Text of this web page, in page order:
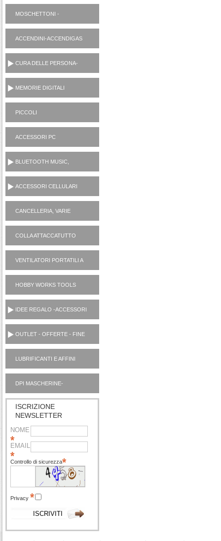
MOSCHETTONI -
PORTACHIAVI
ACCENDINI-ACCENDIGAS
CUCINA-RICARICA GAS
CURA DELLE PERSONA-
MANICURE-LAMETTE
MEMORIE DIGITALI
PICCOLI
ELETTRODOMESTICI
ACCESSORI PC
BLUETOOTH MUSIC,
CASSE, CUFFIE,
ACCESSORI CELLULARI
SMARTPHONES
CANCELLERIA, VARIE
CASALINGHI
COLLA ATTACCATUTTO
ATTAK
VENTILATORI PORTATILI A
PILE
HOBBY WORKS TOOLS
UTENSILI CASA
IDEE REGALO -ACCESSORI
OUTLET - OFFERTE - FINE
SERIE
LUBRIFICANTI E AFFINI
MOTORI AUTO OUTLET
DPI MASCHERINE-
IGIENIZZANTI
ISCRIZIONE
NEWSLETTER
NOME
EMAIL
Controllo di sicurezza
Privacy